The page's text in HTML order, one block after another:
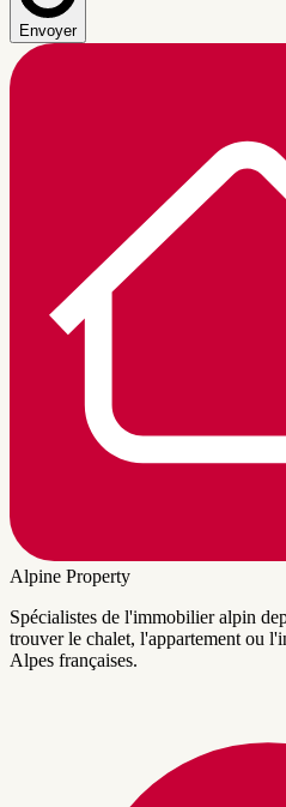
Envoyer
Alpine Property
Spécialistes de l'immobilier alpin
trouver le chalet, l'appartement ou
Alpes françaises.